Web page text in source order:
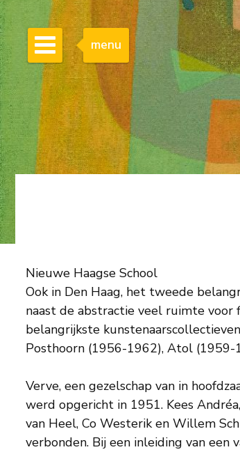
menu
Nieuwe Haagse School
Ook in Den Haag, het tweede
naast de abstractie veel ruimte voor
belangrijkste
Posthoorn (1956-1962), Atol
Verve, een gezelschap van in
werd opgericht in 1951. Kees
van Heel, Co Westerik en Willem
verbonden. Bij een inleiding van
schilders, onder wie Theo Bitter,